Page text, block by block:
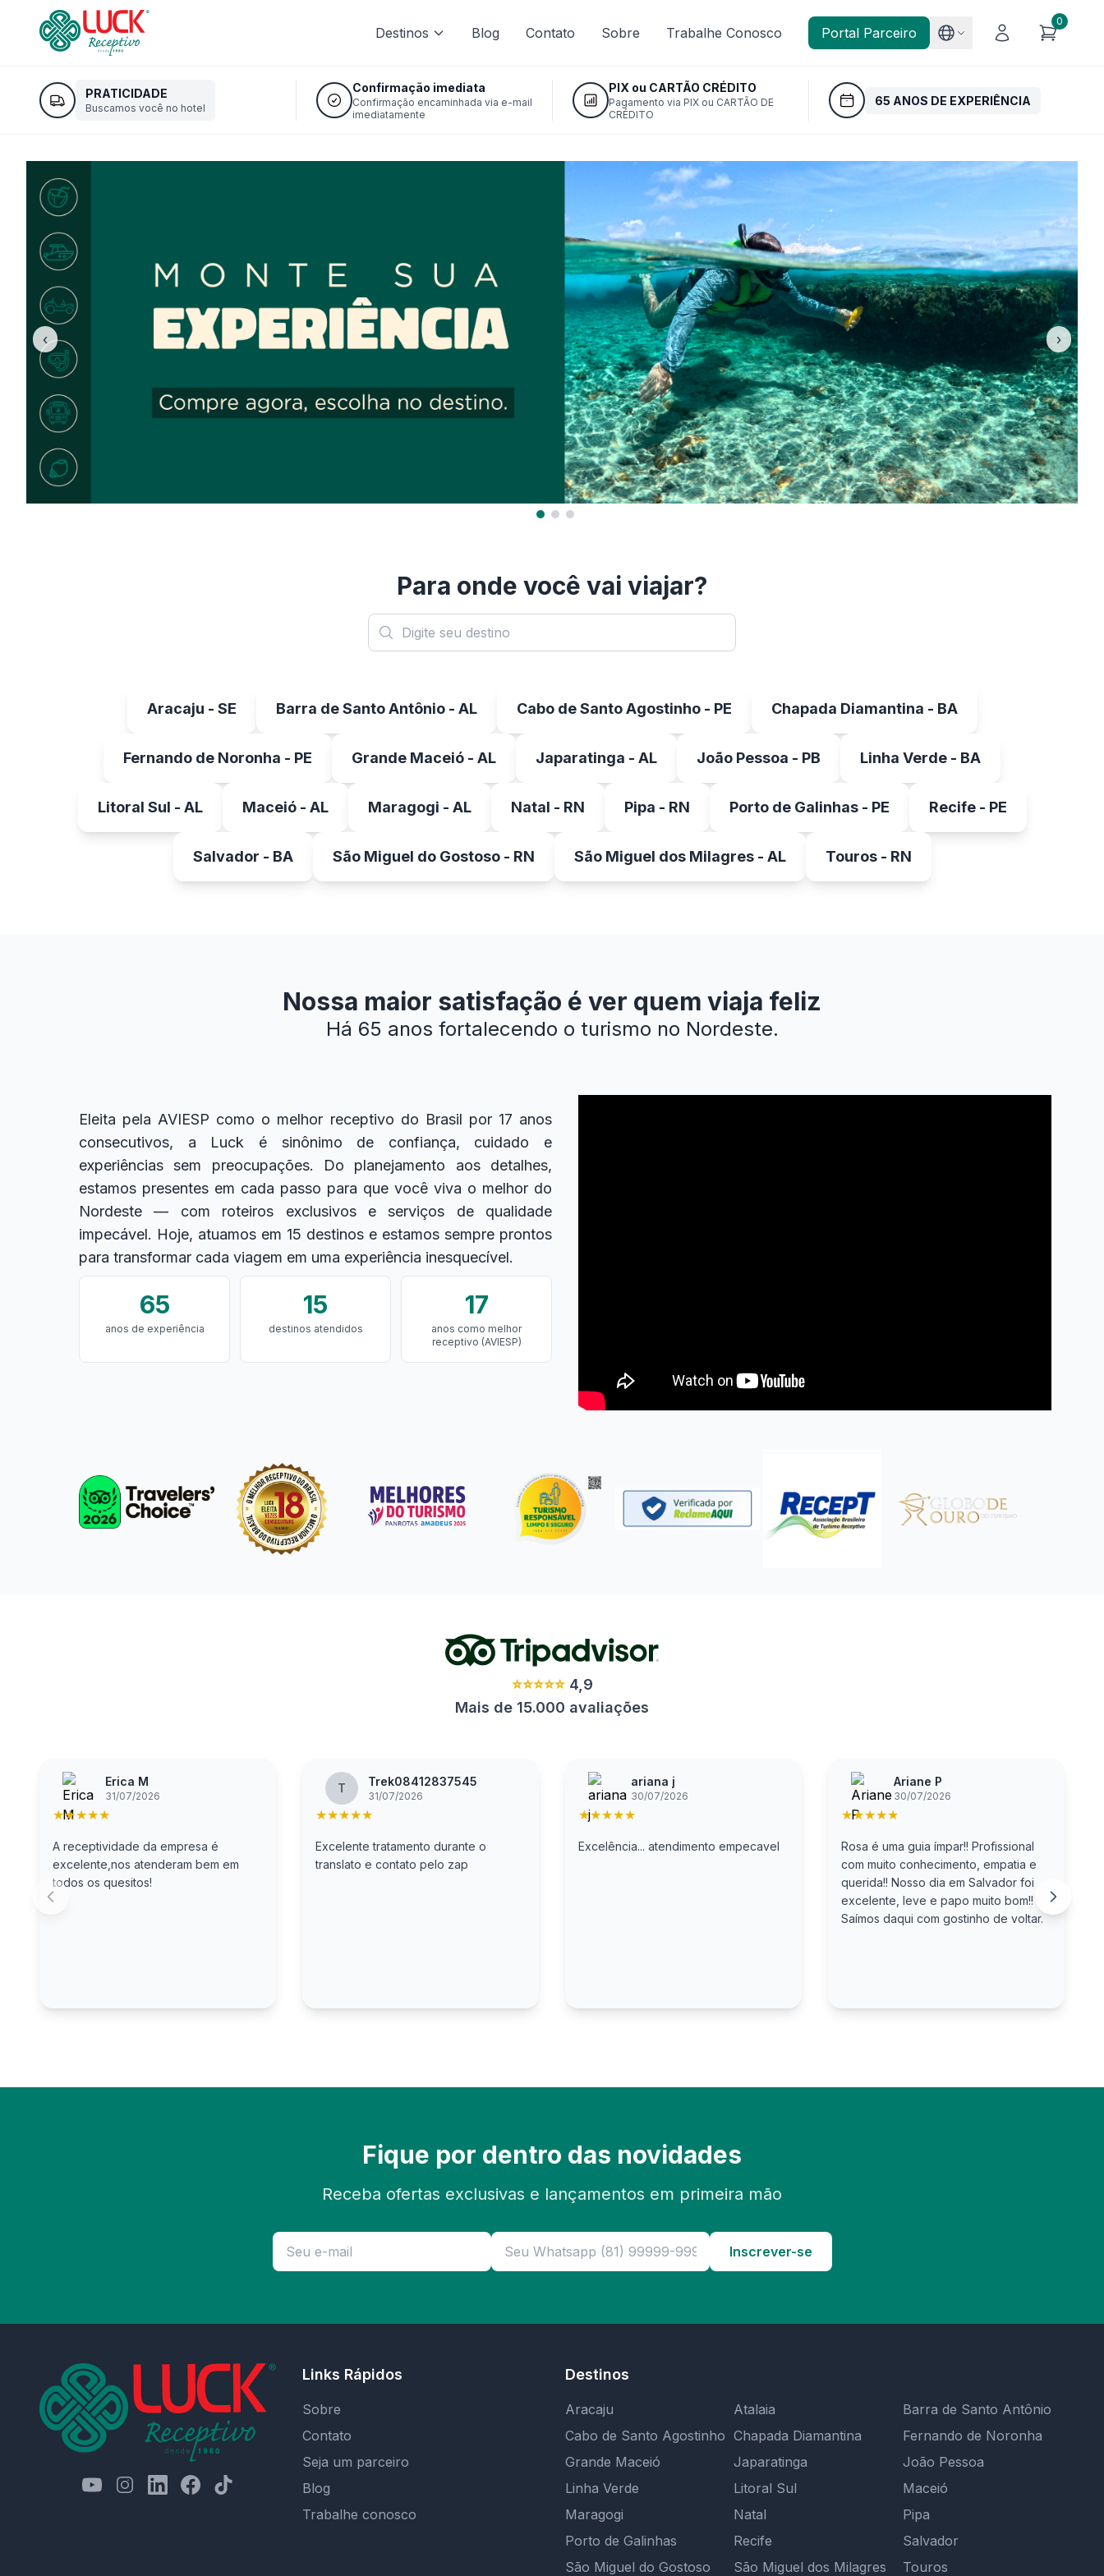
Destinos Blog Contato Sobre Trabalhe Conosco Portal Parceiro
0
PRATICIDADE
Buscamos você no hotel
Confirmação imediata
Confirmação encaminhada via e-mail
imediatamente
PIX ou CARTÃO CRÉDITO
Pagamento via PIX ou CARTÃO DE
CRÉDITO
65 ANOS DE EXPERIÊNCIA
‹ ›
Para onde você vai viajar?
Aracaju - SE Barra de Santo Antônio - AL Cabo de Santo Agostinho - PE Chapada Diamantina - BA
Fernando de Noronha - PE Grande Maceió - AL Japaratinga - AL João Pessoa - PB Linha Verde - BA
Litoral Sul - AL Maceió - AL Maragogi - AL Natal - RN Pipa - RN Porto de Galinhas - PE Recife - PE
Salvador - BA São Miguel do Gostoso - RN São Miguel dos Milagres - AL Touros - RN
Nossa maior satisfação é ver quem viaja feliz
Há 65 anos fortalecendo o turismo no Nordeste.
Eleita pela AVIESP como o melhor receptivo do Brasil por 17 anos
consecutivos, a Luck é sinônimo de confiança, cuidado e
experiências sem preocupações. Do planejamento aos detalhes,
estamos presentes em cada passo para que você viva o melhor do
Nordeste — com roteiros exclusivos e serviços de qualidade
impecável. Hoje, atuamos em 15 destinos e estamos sempre prontos
para transformar cada viagem em uma experiência inesquecível.
65
anos de experiência
15
destinos atendidos
17
anos como melhor
receptivo (AVIESP)
⭐⭐⭐⭐⭐4,9
Mais de 15.000 avaliações
Erica M
31/07/2026
★★★★★
A receptividade da empresa é
excelente,nos atenderam bem em
todos os quesitos!
T Trek08412837545
31/07/2026
★★★★★
Excelente tratamento durante o
translato e contato pelo zap
ariana j
30/07/2026
★★★★★
Excelência... atendimento empecavel
Ariane P
30/07/2026
★★★★★
Rosa é uma guia ímpar!! Profissional
com muito conhecimento, empatia e
querida!! Nosso dia em Salvador foi
excelente, leve e papo muito bom!!
Saímos daqui com gostinho de voltar.
Fique por dentro das novidades
Receba ofertas exclusivas e lançamentos em primeira mão
Inscrever-se
Links Rápidos
Sobre
Contato
Seja um parceiro
Blog
Trabalhe conosco
Destinos
Aracaju Atalaia
Barra de Santo Antônio
Cabo de Santo Agostinho Chapada Diamantina
Fernando de Noronha
Grande Maceió
Japaratinga
João Pessoa
Linha Verde
Litoral Sul
Maceió
Maragogi
Natal
Pipa
Porto de Galinhas
Recife
Salvador
São Miguel do Gostoso
São Miguel dos Milagres Touros